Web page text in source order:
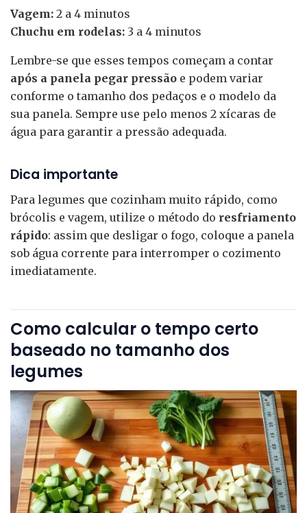
Vagem: 2 a 4 minutos
Chuchu em rodelas: 3 a 4 minutos
Lembre-se que esses tempos começam a contar
após a panela pegar pressão e podem variar
conforme o tamanho dos pedaços e o modelo da
sua panela. Sempre use pelo menos 2 xícaras de
água para garantir a pressão adequada.
Dica importante
Para legumes que cozinham muito rápido, como
brócolis e vagem, utilize o método do resfriamento
rápido: assim que desligar o fogo, coloque a panela
sob água corrente para interromper o cozimento
imediatamente.
Como calcular o tempo certo
baseado no tamanho dos
legumes